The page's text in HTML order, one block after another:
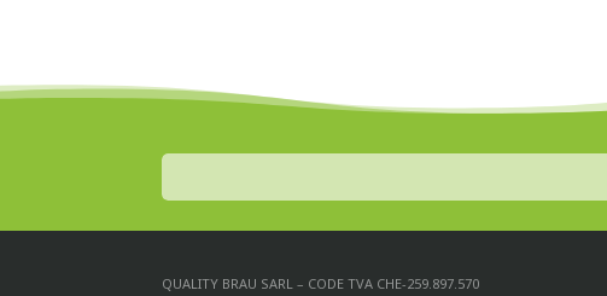
QUALITY BRAU SARL – CODE TVA CHE-259.897.570